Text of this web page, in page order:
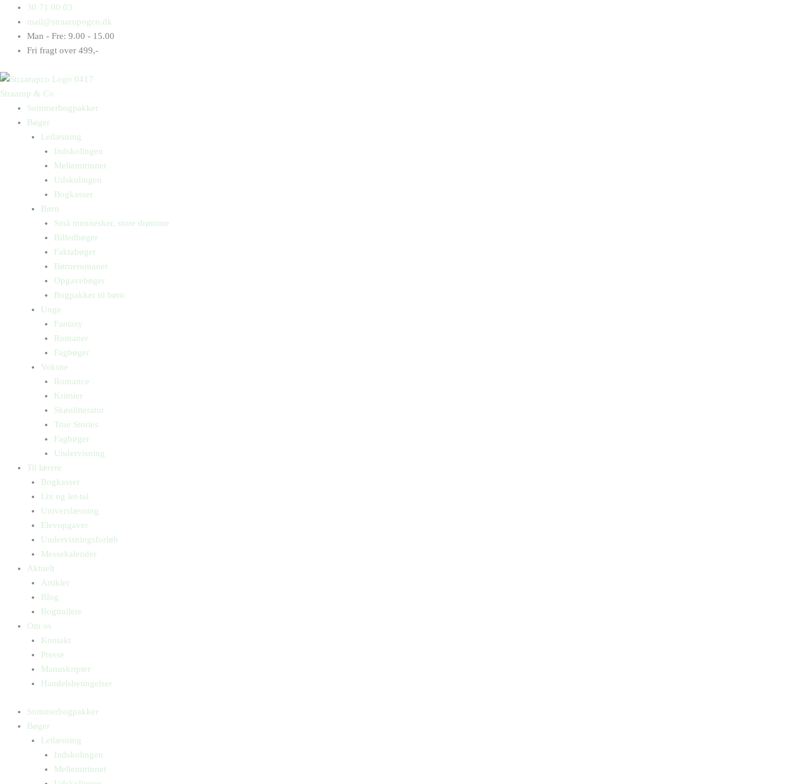
indholdet
30 71 00 03
mail@straarupogco.dk
Man - Fre: 9.00 - 15.00
Fri fragt over 499,-
Straarup & Co
Sommerbogpakker
Bøger
Letlæsning
Indskolingen
Mellemtrinnet
Udskolingen
Bogkasser
Børn
Små mennesker, store drømme
Billedbøger
Faktabøger
Børneromaner
Opgavebøger
Bogpakker til børn
Unge
Fantasy
Romaner
Fagbøger
Voksne
Romance
Krimier
Skønlitteratur
True Stories
Fagbøger
Undervisning
Til lærere
Bogkasser
Lix og let-tal
Universlæsning
Elevopgaver
Undervisningsforløb
Messekalender
Aktuelt
Artikler
Blog
Bogtrailere
Om os
Kontakt
Presse
Manuskripter
Handelsbetingelser
Sommerbogpakker
Bøger
Letlæsning
Indskolingen
Mellemtrinnet
Products
search
Products
search
Sommerfuglenes
rekordbog